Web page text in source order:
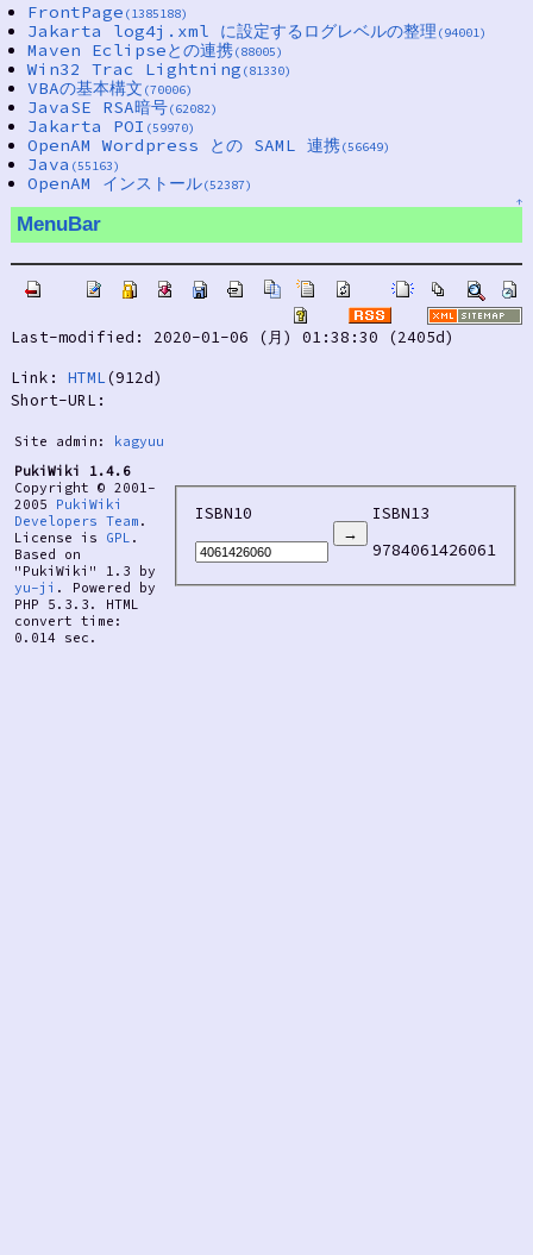
FrontPage (1385188)
Jakarta log4j.xml に設定するログレベルの整理 (94001)
Maven Eclipseとの連携(88005)
Win32 Trac Lightning (81330)
VBAの基本構文 (70006)
JavaSE RSA暗号(62082)
Jakarta POI (59970)
OpenAM Wordpress との SAML 連携(56649)
Java (55163)
OpenAM インストール(52387)
↑
MenuBar
Last-modified: 2020-01-06 (月) 01:38:30 (2405d)
Link: HTML (912d)
Short-URL:
Site admin:
kagyuu
PukiWiki 1.4.6
Copyright © 2001-
2005 PukiWiki
Developers Team .
License is GPL .
Based on
"PukiWiki" 1.3 by
yu-ji . Powered by
PHP 5.3.3. HTML
convert time:
0.014 sec.
ISBN10
ISBN13
9784061426061